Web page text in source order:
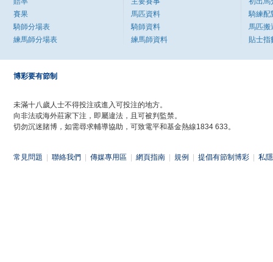
賽果
騎師分場表
練馬師分場表
馬匹資料
騎師資料
練馬師資料
騎練配
馬匹搬
貼士指
博彩要有節制
未滿十八歲人士不得投注或進入可投注的地方。
向非法或海外莊家下注，即屬違法，且可被判監禁。
切勿沉迷賭博，如需尋求輔導協助，可致電平和基金熱線1834 633。
常見問題 聯絡我們 傳媒專用區 網頁指南 規例 提倡有節制博彩 私